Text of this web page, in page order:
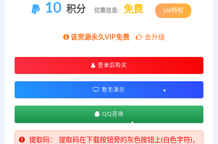
10 积分 优惠信息: 免费 VIP特权
该资源永久VIP免费 去升级
登录后购买
暂无演示
QQ咨询
提取码：
提取码在下载按钮旁的灰色按钮上(白色字符)，